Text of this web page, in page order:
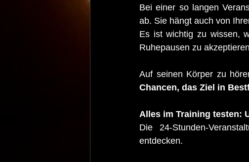
Bei einer so langen
ab. Sie hängt auch von
Es ist wichtig zu wissen,
Ruhepausen zu
Auf seinen Körper zu
Chancen, das Ziel in
Alles im Training testen:
Die 24-Stunden-
entdecken.